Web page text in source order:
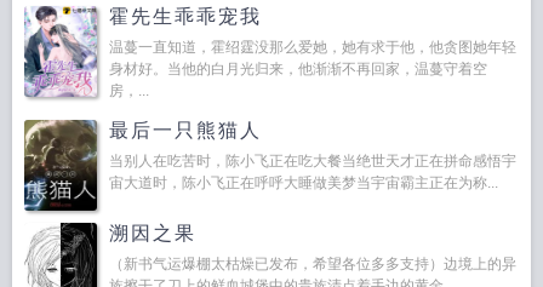
霍先生乖乖宠我
温蔓一直知道，霍绍霆没那么爱她，她有求于他，他贪图她年轻
身材好。当他的白月光归来，他渐渐不再回家，温蔓守着空
房，...
最后一只熊猫人
当别人在吃苦时，陈小飞正在吃大餐当绝世天才正在拼命感悟宇
宙大道时，陈小飞正在呼呼大睡做美梦当宇宙霸主正在为称...
溯因之果
（新书气运爆棚太枯燥已发布，希望各位多多支持）边境上的异